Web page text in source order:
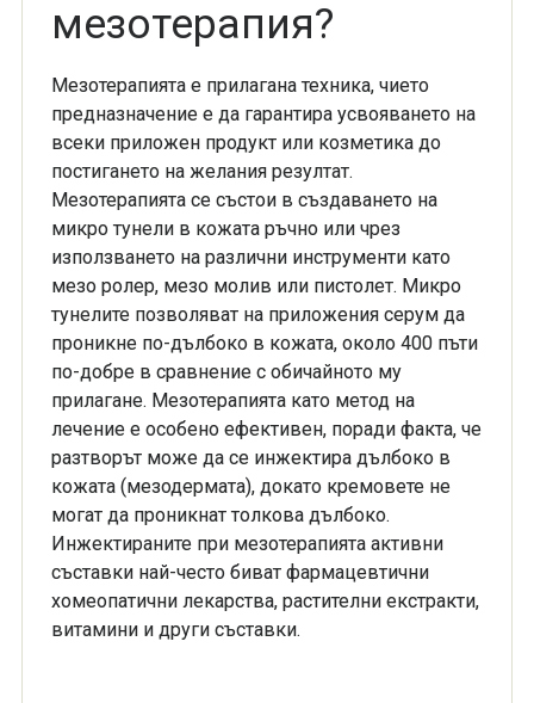
мезотерапия?
Мезотерапията е прилагана техника, чието
предназначение е да гарантира усвояването на
всеки приложен продукт или козметика до
постигането на желания резултат.
Мезотерапията се състои в създаването на
микро тунели в кожата ръчно или чрез
използването на различни инструменти като
мезо ролер, мезо молив или пистолет. Микро
тунелите позволяват на приложения серум да
проникне по-дълбоко в кожата, около 400 пъти
по-добре в сравнение с обичайното му
прилагане. Мезотерапията като метод на
лечение е особено ефективен, поради факта, че
разтворът може да се инжектира дълбоко в
кожата (мезодермата), докато кремовете не
могат да проникнат толкова дълбоко.
Инжектираните при мезотерапията активни
съставки най-често биват фармацевтични
хомеопатични лекарства, растителни екстракти,
витамини и други съставки.